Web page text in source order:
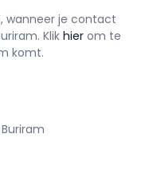
wanneer je contact
Klik hier om te
komt.